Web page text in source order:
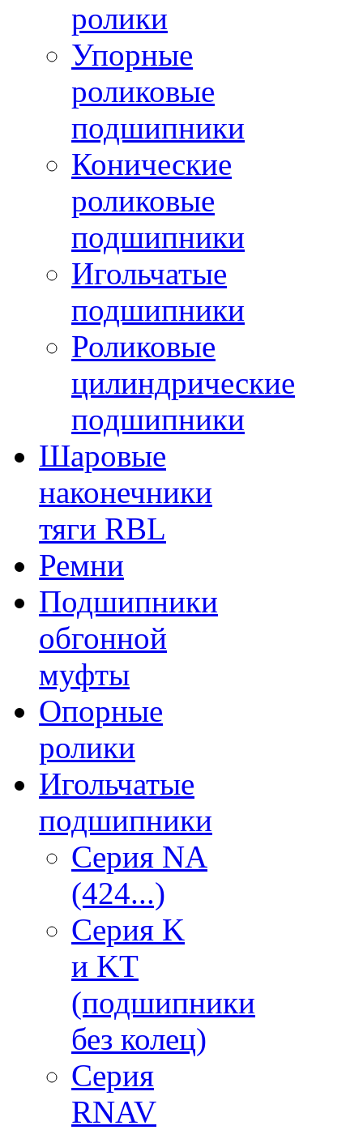
ролики
Упорные
роликовые
подшипники
Конические
роликовые
подшипники
Игольчатые
подшипники
Роликовые
цилиндрические
подшипники
Шаровые
наконечники
тяги RBL
Ремни
Подшипники
обгонной
муфты
Опорные
ролики
Игольчатые
подшипники
Серия NA
(424...)
Серия K
и KT
(подшипники
без колец)
Серия
RNAV